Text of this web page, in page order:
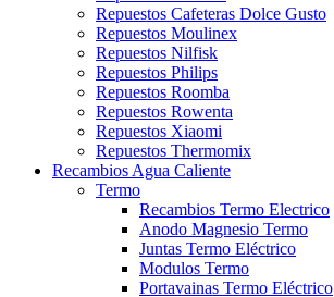
Repuestos Cafeteras Dolce Gusto
Repuestos Moulinex
Repuestos Nilfisk
Repuestos Philips
Repuestos Roomba
Repuestos Rowenta
Repuestos Xiaomi
Repuestos Thermomix
Recambios Agua Caliente
Termo
Recambios Termo Electrico
Anodo Magnesio Termo
Juntas Termo Eléctrico
Modulos Termo
Portavainas Termo Eléctrico